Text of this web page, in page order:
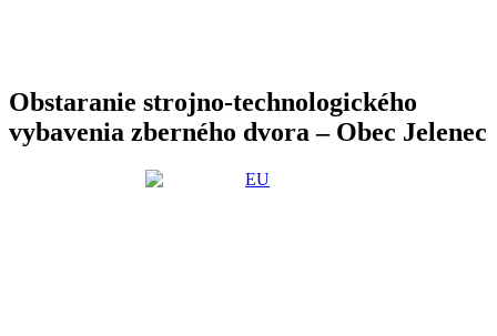
Obstaranie strojno-technologického
vybavenia zberného dvora – Obec Jelenec